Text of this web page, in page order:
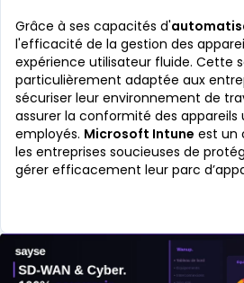
Grâce à ses capacités d'
l'efficacité de la gestion des
expérience utilisateur fluide. Cette
particulièrement adaptée aux
sécuriser leur environnement de
assurer la conformité des appareils
employés. Microsoft Intune est un
les entreprises soucieuses de
gérer efficacement leur parc